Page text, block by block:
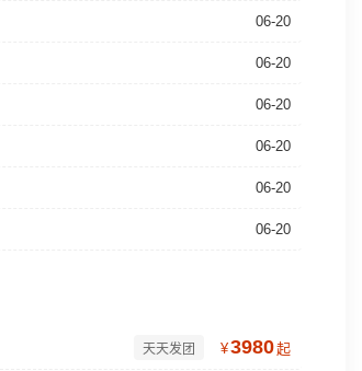
06-20
06-20
06-20
06-20
06-20
06-20
天天发团 ¥3980起